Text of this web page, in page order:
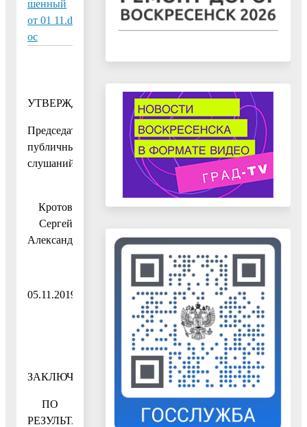
шенный
от 01 11.d
oc
УТВЕРЖДАЮ
Председатель
публичных
слушаний
Кротов
Сергей
Александрович
05.11.2019
ЗАКЛЮЧЕНИЕ
ПО
РЕЗУЛЬТАТАМ